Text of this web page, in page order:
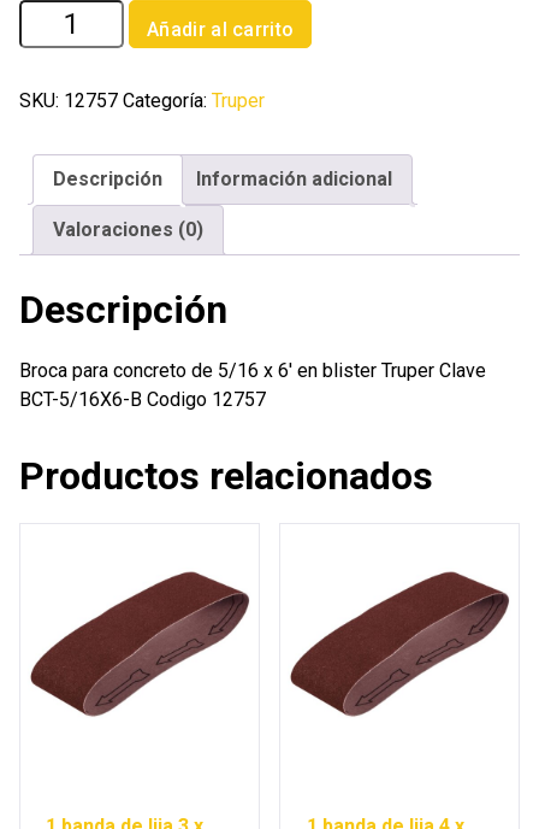
Broca
para
de
en
blister
cantidad
Añadir al carrito
SKU: 12757 Categoría: Truper
Descripción Información adicional
Valoraciones (0)
Descripción
Broca para concreto de 5/16 x 6′ en blister Truper Clave
BCT-5/16X6-B Codigo 12757
Productos relacionados